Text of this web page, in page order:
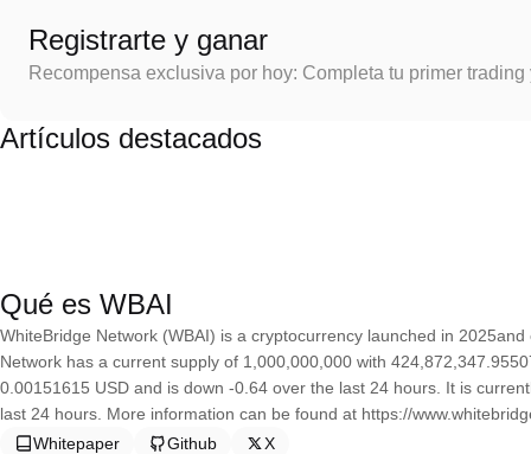
Registrarte y ganar
Recompensa exclusiva por hoy: Completa tu primer
Artículos destacados
Qué es WBAI
WhiteBridge Network (WBAI) is a cryptocurrency launched in
Network has a current supply of 1,000,000,000 with
0.00151615 USD and is down -0.64 over the last 24 hours. It is
last 24 hours. More information can be found at https://
Whitepaper
Github X